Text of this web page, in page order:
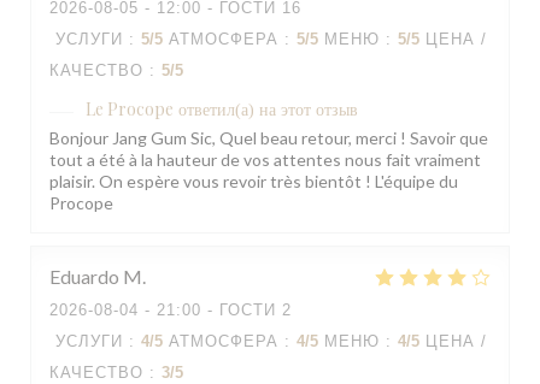
2026-08-05 - 12:00 - ГОСТИ 16
УСЛУГИ : 5/5 АТМОСФЕРА : 5/5 МЕНЮ : 5/5 ЦЕНА /
КАЧЕСТВО : 5/5
Le Procope ответил(а) на этот отзыв
Bonjour Jang Gum Sic, Quel beau retour, merci ! Savoir que
tout a été à la hauteur de vos attentes nous fait vraiment
plaisir. On espère vous revoir très bientôt ! L'équipe du
Procope
Eduardo M
2026-08-04 - 21:00 - ГОСТИ 2
УСЛУГИ : 4/5 АТМОСФЕРА : 4/5 МЕНЮ : 4/5 ЦЕНА /
КАЧЕСТВО : 3/5